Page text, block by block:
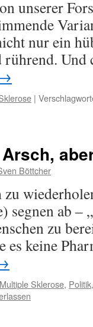
unserer
nur ein
Und
|
Böttcher
segnen ab –
zu
es keine
Multiple Sklerose, Politik